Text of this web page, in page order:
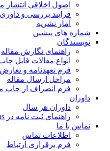
اصول اخلاقی انتشار
فرایند بررسی و
آمار نشریه
شماره های پیشین
نویسندگان
راهنمای نگارش مقاله
انواع مقالات
فرم تعهدنامه و
مراحل ارسال مقاله
فرم انصراف از چاپ
داوران
داوران هر سال
راهنمای ثبت نامه در Publons
تماس با ما
اطلاعات تماس
فرم برقراری ارتباط